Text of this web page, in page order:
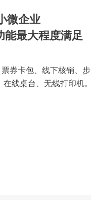
微企业
能最大程度满足
券卡包、线下核销、步
线桌台、无线打印机。